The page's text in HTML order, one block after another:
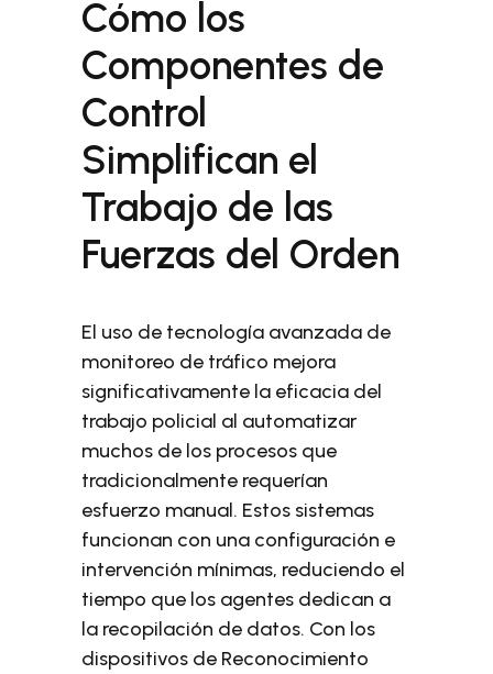
Cómo los
Componentes de
Control
Simplifican el
Trabajo de las
Fuerzas del Orden
El uso de tecnología avanzada de
monitoreo de tráfico mejora
significativamente la eficacia del
trabajo policial al automatizar
muchos de los procesos que
tradicionalmente requerían
esfuerzo manual. Estos sistemas
funcionan con una configuración e
intervención mínimas, reduciendo el
tiempo que los agentes dedican a
la recopilación de datos. Con los
dispositivos de Reconocimiento